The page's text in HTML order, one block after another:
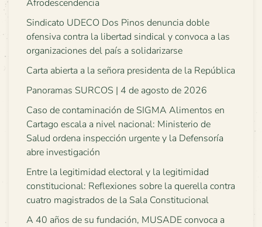
Afrodescendencia
Sindicato UDECO Dos Pinos denuncia doble
ofensiva contra la libertad sindical y convoca a las
organizaciones del país a solidarizarse
Carta abierta a la señora presidenta de la República
Panoramas SURCOS | 4 de agosto de 2026
Caso de contaminación de SIGMA Alimentos en
Cartago escala a nivel nacional: Ministerio de
Salud ordena inspección urgente y la Defensoría
abre investigación
Entre la legitimidad electoral y la legitimidad
constitucional: Reflexiones sobre la querella contra
cuatro magistrados de la Sala Constitucional
A 40 años de su fundación, MUSADE convoca a